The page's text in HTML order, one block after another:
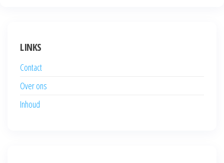
LINKS
Contact
Over ons
Inhoud